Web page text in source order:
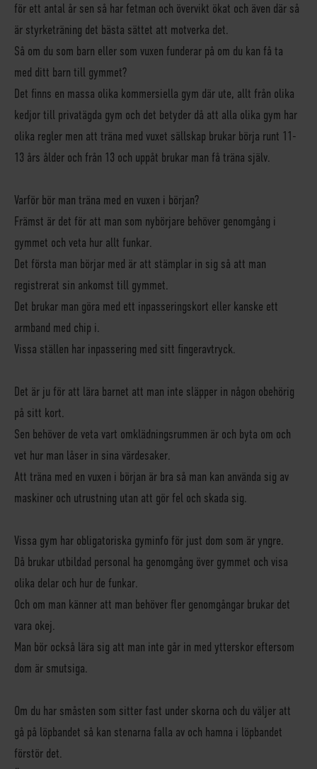
för ett antal år sen så har fetman och övervikt ökat och även där så
är styrketräning det bästa sättet att motverka det.
Så om du som barn eller som vuxen funderar på om du kan få ta
med ditt barn till gymmet?
Det finns en massa olika kommersiella gym där ute, allt från olika
kedjor till privatägda gym och det betyder då att alla olika gym har
olika regler men att träna med vuxet sällskap brukar börja runt 11-
13 års ålder och från 13 och uppåt brukar man få träna själv.
Varför bör man träna med en vuxen i början?
Främst är det för att man som nybörjare behöver genomgång i
gymmet och veta hur allt funkar.
Det första man börjar med är att stämplar in sig så att man
registrerat sin ankomst till gymmet.
Det brukar man göra med ett inpasseringskort eller kanske ett
armband med chip i.
Vissa ställen har inpassering med sitt fingeravtryck.
Det är ju för att lära barnet att man inte släpper in någon obehörig
på sitt kort.
Sen behöver de veta vart omklädningsrummen är och byta om och
vet hur man låser in sina värdesaker.
Att träna med en vuxen i början är bra så man kan använda sig av
maskiner och utrustning utan att gör fel och skada sig.
Vissa gym har obligatoriska gyminfo för just dom som är yngre.
Då brukar utbildad personal ha genomgång över gymmet och visa
olika delar och hur de funkar.
Och om man känner att man behöver fler genomgångar brukar det
vara okej.
Man bör också lära sig att man inte går in med ytterskor eftersom
dom är smutsiga.
Om du har småsten som sitter fast under skorna och du väljer att
gå på löpbandet så kan stenarna falla av och hamna i löpbandet
förstör det.